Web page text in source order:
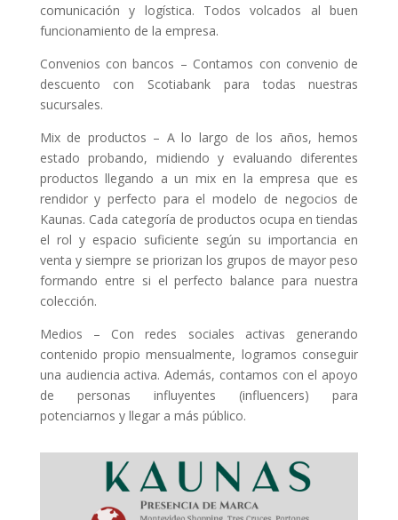
comunicación y logística. Todos volcados al buen
funcionamiento de la empresa.
Convenios con bancos – Contamos con convenio de
descuento con Scotiabank para todas nuestras
sucursales.
Mix de productos – A lo largo de los años, hemos
estado probando, midiendo y evaluando diferentes
productos llegando a un mix en la empresa que es
rendidor y perfecto para el modelo de negocios de
Kaunas. Cada categoría de productos ocupa en tiendas
el rol y espacio suficiente según su importancia en
venta y siempre se priorizan los grupos de mayor peso
formando entre si el perfecto balance para nuestra
colección.
Medios – Con redes sociales activas generando
contenido propio mensualmente, logramos conseguir
una audiencia activa. Además, contamos con el apoyo
de personas influyentes (influencers) para
potenciarnos y llegar a más público.